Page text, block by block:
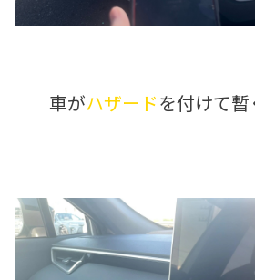
車がハザードを付けて暫